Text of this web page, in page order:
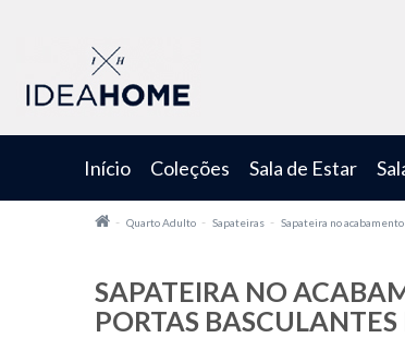
Início Coleções Sala de Estar
Quarto Adulto Sapateiras Sapateira no
SAPATEIRA NO
PORTAS